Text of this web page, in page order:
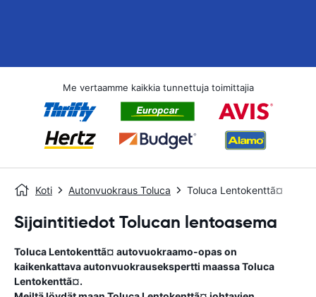
Me vertaamme kaikkia tunnettuja toimittajia
Koti Autonvuokraus Toluca Toluca Lentokenttã¤
Sijaintitiedot Tolucan lentoasema
Toluca Lentokenttã¤ autovuokraamo-opason
kaikenkattava autonvuokrausekspertti maassaToluca
Lentokenttã¤.